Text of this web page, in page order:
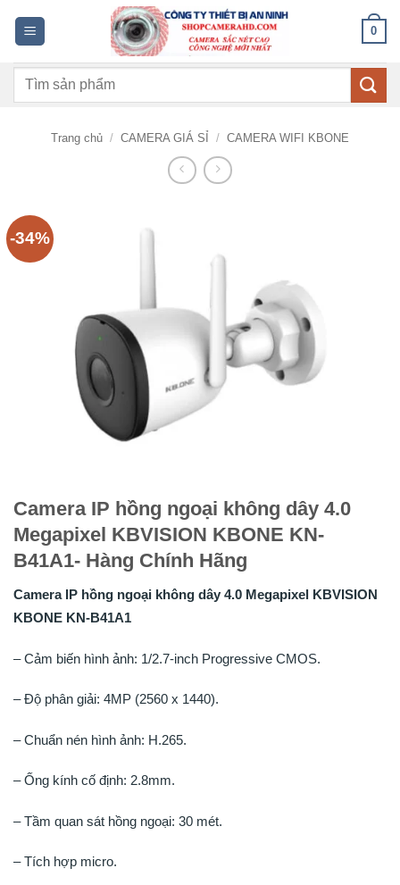
dung
0
Tìm
Trang chủ / CAMERA GIÁ SỈ / CAMERA WIFI KBONE
-34%
Camera IP hồng ngoại không dây 4.0
Megapixel KBVISION KBONE KN-
B41A1- Hàng Chính Hãng
Camera IP hồng ngoại không dây 4.0 Megapixel KBVISION
KBONE KN-B41A1
– Cảm biến hình ảnh: 1/2.7-inch Progressive CMOS.
– Độ phân giải: 4MP (2560 x 1440).
– Chuẩn nén hình ảnh: H.265.
– Ống kính cố định: 2.8mm.
– Tầm quan sát hồng ngoại: 30 mét.
– Tích hợp micro.